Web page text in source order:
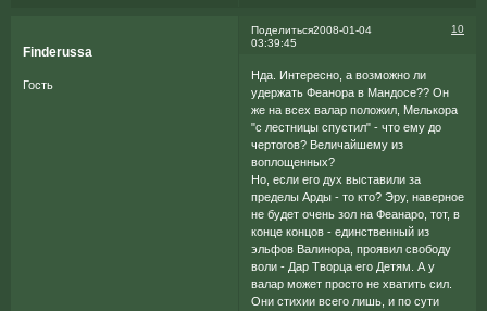
Поделиться 10
2008-01-04
03:39:45
Finderussa
Гость
Нда. Интересно, а возможно ли
удержать Феанора в Мандосе?? Он
же на всех валар положил, Мелькора
"с лестницы спустил" - что ему до
чертогов? Величайшему из
воплощенных?
Но, если его дух выставили за
пределы Арды - то кто? Эру, наверное
не будет очень зол на Феанаро, тот, в
конце концов - единственный из
эльфов Валинора, проявил свободу
воли - Дар Творца его Детям. А у
валар может просто не хватить сил.
Они стихии всего лишь, и по сути